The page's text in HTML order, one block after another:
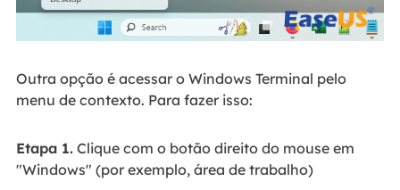
Outra opção é acessar o Windows Terminal pelo
menu de contexto. Para fazer isso:
Etapa 1.Clique com o botão direito do mouse em
"Windows" (por exemplo, área de trabalho)